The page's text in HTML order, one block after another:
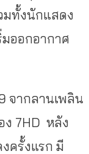
มทั้งนักแสดง
มออกอากาศ
จากลานเพลิน
ง 7HD หลัง
ครั้งแรก มี